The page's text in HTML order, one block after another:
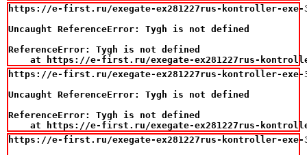
https://e-first.ru/exegate-ex281227rus-kontroller-exe-
Uncaught ReferenceError: Tygh is not defined
ReferenceError: Tygh is not defined
at https://e-first.ru/exegate-ex281227rus-
https://e-first.ru/exegate-ex281227rus-kontroller-exe-
Uncaught ReferenceError: Tygh is not defined
ReferenceError: Tygh is not defined
at https://e-first.ru/exegate-ex281227rus-
https://e-first.ru/exegate-ex281227rus-kontroller-exe-